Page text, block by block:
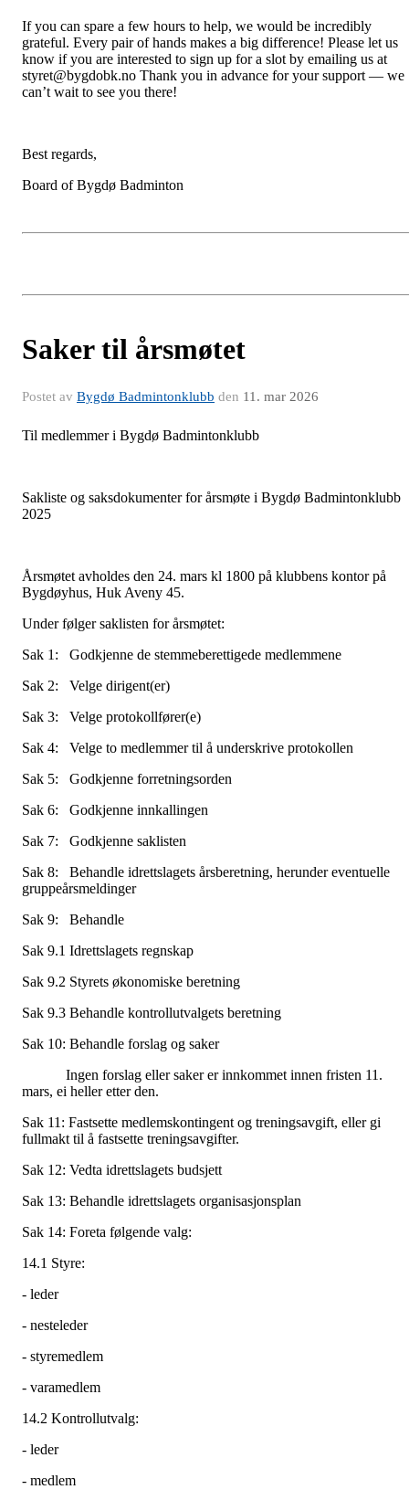
If you can spare a few hours to help, we would be incredibly
grateful. Every pair of hands makes a big difference! Please let us
know if you are interested to sign up for a slot by emailing us at
styret@bygdobk.no Thank you in advance for your support — we
can’t wait to see you there!
Best regards,
Board of Bygdø Badminton
Saker til årsmøtet
Postet av Bygdø Badmintonklubb den 11. mar 2026
Til medlemmer i Bygdø Badmintonklubb
Sakliste og saksdokumenter for årsmøte i Bygdø Badmintonklubb
2025
Årsmøtet avholdes den 24. mars kl 1800 på klubbens kontor på
Bygdøyhus, Huk Aveny 45.
Under følger saklisten for årsmøtet:
Sak 1: Godkjenne de stemmeberettigede medlemmene
Sak 2: Velge dirigent(er)
Sak 3: Velge protokollfører(e)
Sak 4: Velge to medlemmer til å underskrive protokollen
Sak 5: Godkjenne forretningsorden
Sak 6: Godkjenne innkallingen
Sak 7: Godkjenne saklisten
Sak 8: Behandle idrettslagets årsberetning, herunder eventuelle
gruppeårsmeldinger
Sak 9: Behandle
Sak 9.1 Idrettslagets regnskap
Sak 9.2 Styrets økonomiske beretning
Sak 9.3 Behandle kontrollutvalgets beretning
Sak 10: Behandle forslag og saker
Ingen forslag eller saker er innkommet innen fristen 11.
mars, ei heller etter den.
Sak 11: Fastsette medlemskontingent og treningsavgift, eller gi
fullmakt til å fastsette treningsavgifter.
Sak 12: Vedta idrettslagets budsjett
Sak 13: Behandle idrettslagets organisasjonsplan
Sak 14: Foreta følgende valg:
14.1 Styre:
- leder
- nesteleder
- styremedlem
- varamedlem
14.2 Kontrollutvalg:
- leder
- medlem